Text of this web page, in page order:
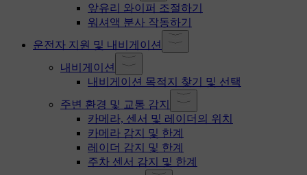
앞유리 와이퍼 조절하기
워셔액 분사 작동하기
운전자 지원 및 내비게이션
내비게이션
내비게이션 목적지 찾기 및 선택
주변 환경 및 교통 감지
카메라, 센서 및 레이더의 위치
카메라 감지 및 한계
레이더 감지 및 한계
주차 센서 감지 및 한계